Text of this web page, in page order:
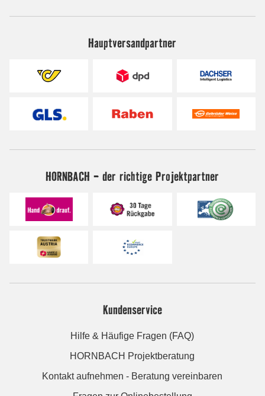
Hauptversandpartner
HORNBACH - der richtige Projektpartner
Kundenservice
Hilfe & Häufige Fragen (FAQ)
HORNBACH Projektberatung
Kontakt aufnehmen - Beratung vereinbaren